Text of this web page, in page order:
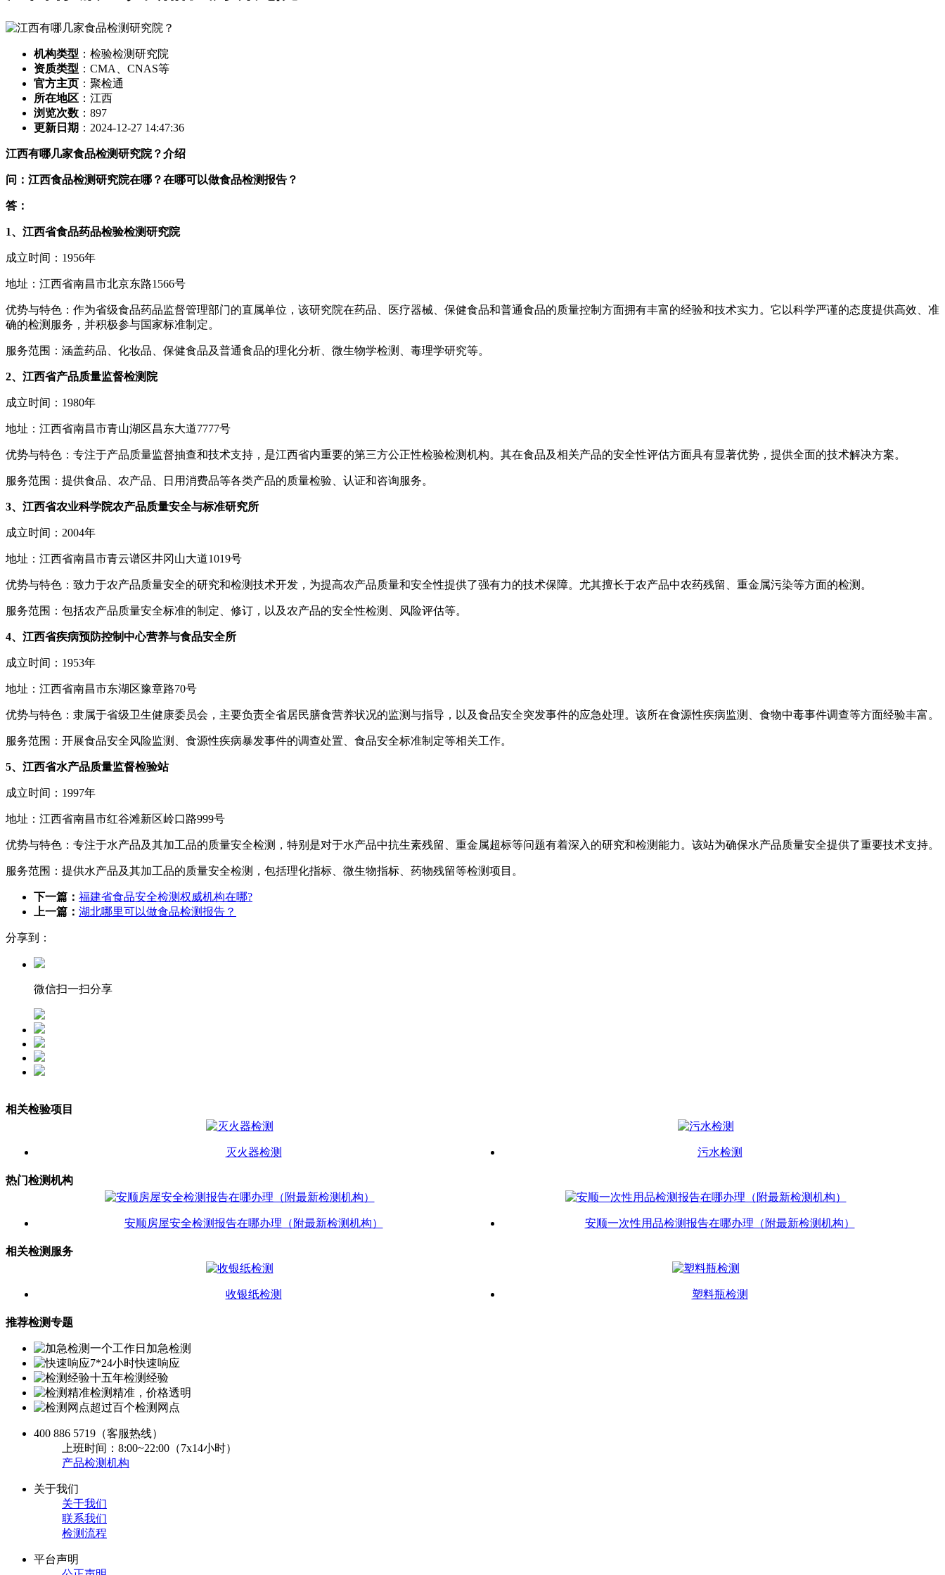
机构类型 ：检验检测研究院
资质类型 ：CMA、CNAS等
官方主页 ：聚检通
所在地区 ：江西
浏览次数 ： 897
更新日期 ：2024-12-27 14:47:36
江西有哪几家食品检测研究院？介绍
问：江西食品检测研究院在哪？在哪可以做食品检测报告？
答：
1、江西省食品药品检验检测研究院
成立时间：1956年
地址：江西省南昌市北京东路1566号
优势与特色：作为省级食品药品监督管理部门的直属单位，该研究院在药品、医疗器械、保健食品和普通食品的质量控制方面拥有丰富的经验和技术实力。它以科学严谨的态度提供高效、准
确的检测服务，并积极参与国家标准制定。
服务范围：涵盖药品、化妆品、保健食品及普通食品的理化分析、微生物学检测、毒理学研究等。
2、江西省产品质量监督检测院
成立时间：1980年
地址：江西省南昌市青山湖区昌东大道7777号
优势与特色：专注于产品质量监督抽查和技术支持，是江西省内重要的第三方公正性检验检测机构。其在食品及相关产品的安全性评估方面具有显著优势，提供全面的技术解决方案。
服务范围：提供食品、农产品、日用消费品等各类产品的质量检验、认证和咨询服务。
3、江西省农业科学院农产品质量安全与标准研究所
成立时间：2004年
地址：江西省南昌市青云谱区井冈山大道1019号
优势与特色：致力于农产品质量安全的研究和检测技术开发，为提高农产品质量和安全性提供了强有力的技术保障。尤其擅长于农产品中农药残留、重金属污染等方面的检测。
服务范围：包括农产品质量安全标准的制定、修订，以及农产品的安全性检测、风险评估等。
4、江西省疾病预防控制中心营养与食品安全所
成立时间：1953年
地址：江西省南昌市东湖区豫章路70号
优势与特色：隶属于省级卫生健康委员会，主要负责全省居民膳食营养状况的监测与指导，以及食品安全突发事件的应急处理。该所在食源性疾病监测、食物中毒事件调查等方面经验丰富。
服务范围：开展食品安全风险监测、食源性疾病暴发事件的调查处置、食品安全标准制定等相关工作。
5、江西省水产品质量监督检验站
成立时间：1997年
地址：江西省南昌市红谷滩新区岭口路999号
优势与特色：专注于水产品及其加工品的质量安全检测，特别是对于水产品中抗生素残留、重金属超标等问题有着深入的研究和检测能力。该站为确保水产品质量安全提供了重要技术支持。
服务范围：提供水产品及其加工品的质量安全检测，包括理化指标、微生物指标、药物残留等检测项目。
下一篇： 福建省食品安全检测权威机构在哪?
上一篇： 湖北哪里可以做食品检测报告？
分享到：
微信扫一扫分享
相关检验项目
灭火器检测 污水检测
热门检测机构
安顺房屋安全检测报告在哪办理（附最新检测机构） 安顺一次性用品检测报告在哪办理（附最新检测机构）
相关检测服务
收银纸检测 塑料瓶检测
推荐检测专题
一个工作日加急检测
7*24小时快速响应
十五年检测经验
检测精准，价格透明
超过百个检测网点
400 886 5719 （客服热线）
上班时间：8:00~22:00（7x14小时）
产品检测机构
关于我们
关于我们
联系我们
检测流程
平台声明